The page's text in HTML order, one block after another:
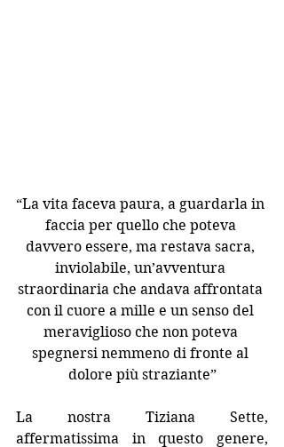
“La vita faceva paura, a guardarla in
faccia per quello che poteva
davvero essere, ma restava sacra,
inviolabile, un’avventura
straordinaria che andava affrontata
con il cuore a mille e un senso del
meraviglioso che non poteva
spegnersi nemmeno di fronte al
dolore più straziante”
La nostra Tiziana Sette,
affermatissima in questo genere,